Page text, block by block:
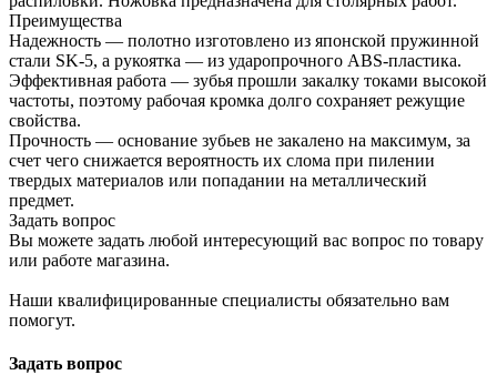
Преимущества
Надежность — полотно изготовлено из японской пружинной
стали SK-5, а рукоятка — из ударопрочного ABS-пластика.
Эффективная работа — зубья прошли закалку токами высокой
частоты, поэтому рабочая кромка долго сохраняет режущие
свойства.
Прочность — основание зубьев не закалено на максимум, за
счет чего снижается вероятность их слома при пилении
твердых материалов или попадании на металлический
предмет.
Задать вопрос
Вы можете задать любой интересующий вас вопрос по товару
или работе магазина.
Наши квалифицированные специалисты обязательно вам
помогут.
Задать вопрос